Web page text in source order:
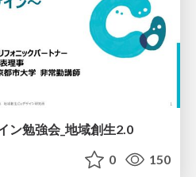
ン勉強会_地域創生2.0
0 150